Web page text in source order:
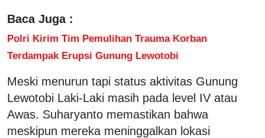
Baca Juga :
Polri Kirim Tim Pemulihan Trauma Korban
Terdampak Erupsi Gunung Lewotobi
Meski menurun tapi status aktivitas Gunung
Lewotobi Laki-Laki masih pada level IV atau
Awas. Suharyanto memastikan bahwa
meskipun mereka meninggalkan lokasi